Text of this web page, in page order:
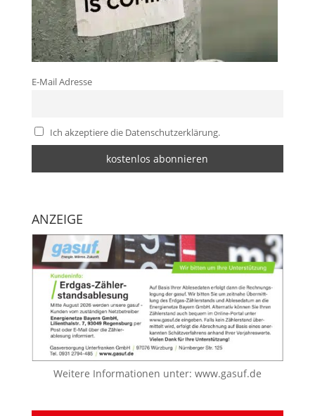
E-Mail Adresse
Ich akzeptiere die Datenschutzerklärung.
ANZEIGE
Weitere Informationen unter: www.gasuf.de